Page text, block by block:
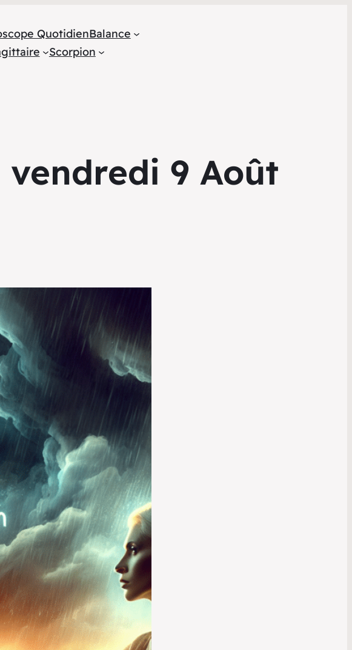
QuotidienBalance
Scorpion
vendredi 9 Août